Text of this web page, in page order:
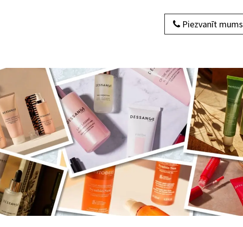
Blogs
Piezvanīt mums